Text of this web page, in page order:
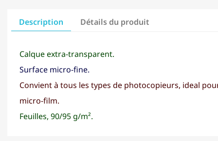
Description Détails du produit
Calque extra-transparent.
Surface micro-fine.
Convient à tous les types de photocopieurs, ideal
micro-film.
Feuilles, 90/95 g/m².